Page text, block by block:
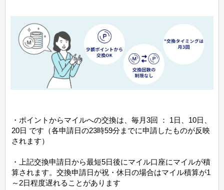
・ポイントからマイルへの交換は、毎月3回 ： 1日、10日、
20日 です（各申請日の23時59分までに申請したものが反映
されます）
・上記交換申請日から最短5日後にマイル口座にマイルが積
算されます。交換申請日が祝・休日の場合はマイル積算が1
～2日程度遅れることがあります